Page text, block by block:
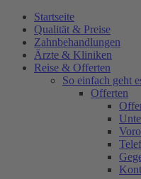
Startseite
Qualität & Preise
Zahnbehandlungen
Ärzte & Kliniken
Reise & Offerten
So einfach geht
Offerten